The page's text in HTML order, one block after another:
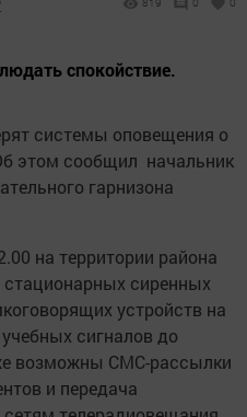
819 0 0
спокойствие.
системы оповещения о
этом сообщил начальник
гарнизона
на территории района
стационарных сиренных
устройств на
сигналов до
возможны СМС-рассылки
и передача